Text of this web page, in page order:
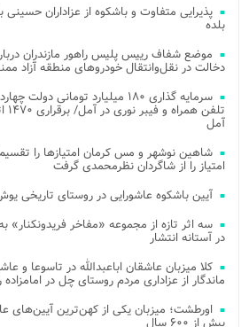
بلده
موضع شفاف رییس پلیس راهور مازندران
دخالت در نقل‌وانتقال خودروهای منطقه آزاد
سرمایه گذاری ۱۸۰ میلیارد تومانی
آمل
شاهین نوشهر و مس کرمان امتیازها را
امتیاز را از شاگردان نظرمحمدی گرفت
آیین باشکوه عاشورایی در روستای تاریخی
سه اثر تازه از مجموعه «مفاخر فریدونکنار»
در آستانه انتشار
کلا میزبان عاشقان اباعبدالله در تاسوعا و
ماندگار از عزاداری مردم روستای چل در امامزاده
اورطشت؛ میزبان یکی از کهن‌ترین آیین‌های
بیش از ۶۰۰ سال